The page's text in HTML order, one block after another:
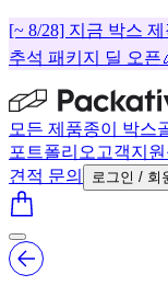
[~ 8/28] 지금 박스
추석 패키지 딜 오픈
모든 제품종이 박스
포트폴리오 고객지원
견적 문의
로그인 / 회